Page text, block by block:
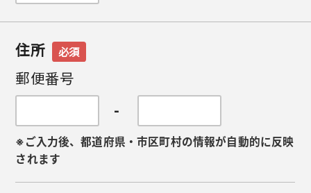
住所 必須
郵便番号
-
※ご入力後、都道府県・市区町村の情報が自動的に反映
されます